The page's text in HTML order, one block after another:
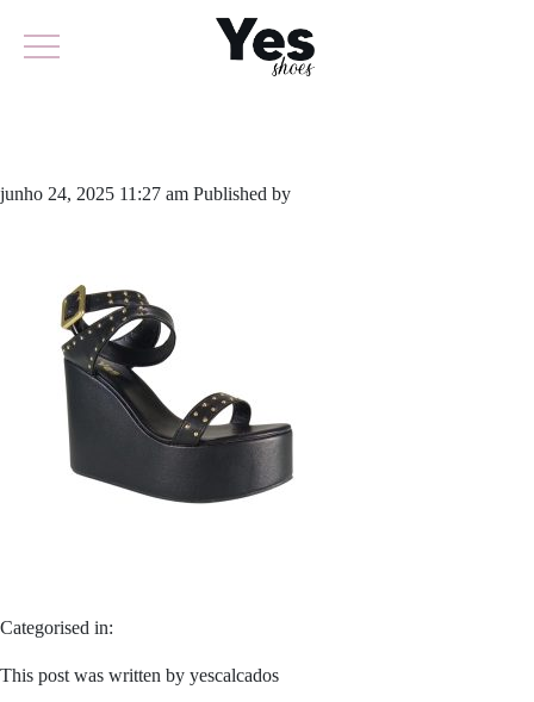
junho 24, 2025 11:27 am Published by
Categorised in:
This post was written by yescalcados